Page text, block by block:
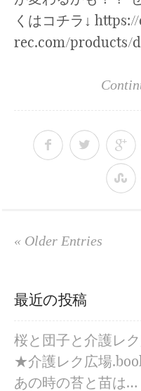
くはコチラ↓
rec.com/products/
« Older Entries
最近の投稿
桜と団子と介護レ
★介護レク広場
あの時の苔と苗は…